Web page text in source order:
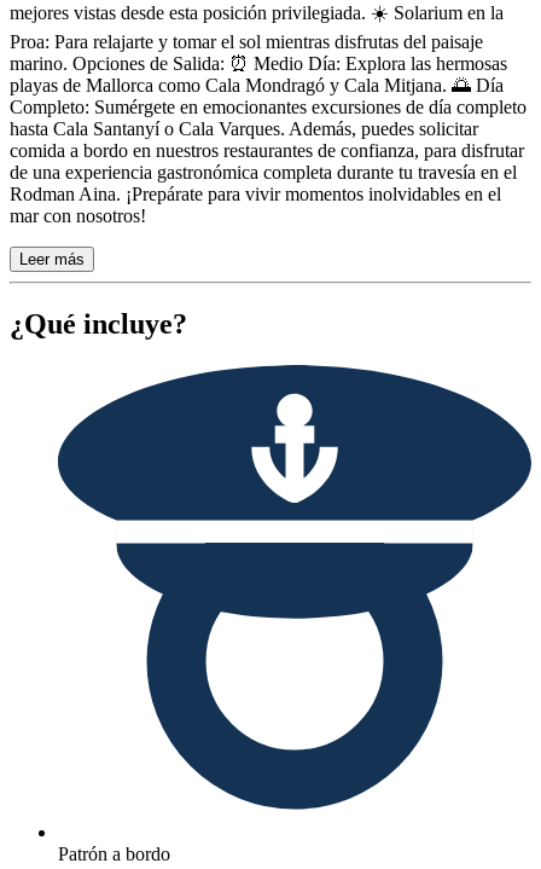
mejores vistas desde esta posición privilegiada. ☀️ Solarium en la
Proa: Para relajarte y tomar el sol mientras disfrutas del paisaje
marino. Opciones de Salida: ⏰ Medio Día: Explora las hermosas
playas de Mallorca como Cala Mondragó y Cala Mitjana. 🌅 Día
Completo: Sumérgete en emocionantes excursiones de día completo
hasta Cala Santanyí o Cala Varques. Además, puedes solicitar
comida a bordo en nuestros restaurantes de confianza, para disfrutar
de una experiencia gastronómica completa durante tu travesía en el
Rodman Aina. ¡Prepárate para vivir momentos inolvidables en el
mar con nosotros!
Leer más
¿Qué incluye?
Patrón a bordo